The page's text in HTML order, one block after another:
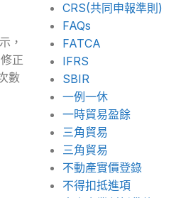
，
正
數
CRS(共同申報準則)
FAQs
FATCA
IFRS
SBIR
一例一休
一時貿易盈餘
三角貿易
三角貿易
不動產實價登錄
不得扣抵進項